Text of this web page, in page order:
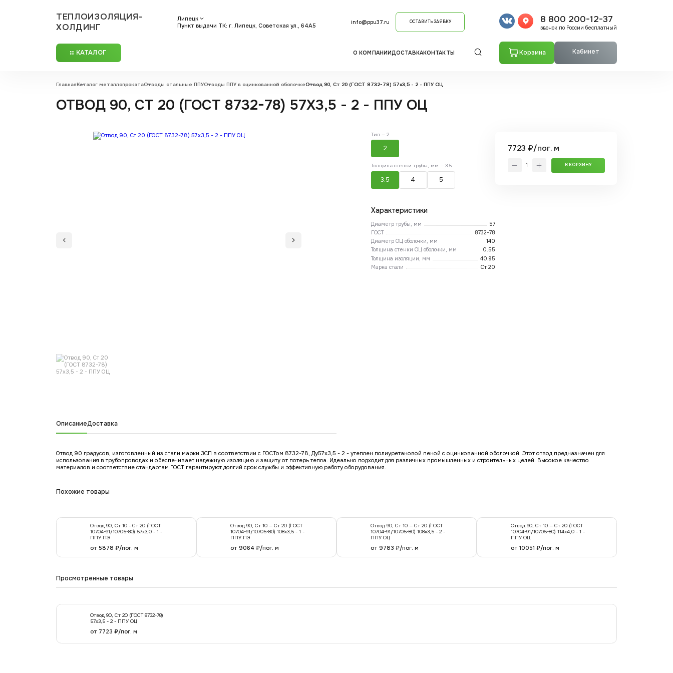
ТЕПЛОИЗОЛЯЦИЯ-
ХОЛДИНГ
Липецк
Пункт выдачи ТК: г. Липецк, Советская ул., 64А5
info@ppu37.ru ОСТАВИТЬ ЗАЯВКУ 8 800 200-12-37
звонок по России бесплатный
КАТАЛОГ О КОМПАНИИДОСТАВКАКОНТАКТЫ Корзина Кабинет
ГлавнаяКаталог металлопрокатаОтводы стальные ППУОтводы ППУ в оцинкованной оболочкеОтвод 90, Ст 20 (ГОСТ 8732-78) 57x3,5 - 2 - ППУ ОЦ
ОТВОД 90, СТ 20 (ГОСТ 8732-78) 57X3,5 - 2 - ППУ ОЦ
Тип — 2
2
Толщина стенки трубы, мм — 3.5
3.5 4 5
Характеристики
Диаметр трубы, мм
57
ГОСТ
8732-78
Диаметр ОЦ оболочки, мм
140
Толщина стенки ОЦ оболочки, мм
0.55
Толщина изоляции, мм
40.95
Марка стали
Ст 20
7723 ₽/пог. м
В КОРЗИНУ
ОписаниеДоставка
Отвод 90 градусов, изготовленный из стали марки 3СП в соответствии с ГОСТом 8732-78, Ду57x3,5 - 2 - утеплен полиуретановой пеной с оцинкованной оболочкой. Этот отвод предназначен для
использования в трубопроводах и обеспечивает надежную изоляцию и защиту от потерь тепла. Идеально подходит для различных промышленных и строительных целей. Высокое качество
материалов и соответствие стандартам ГОСТ гарантируют долгий срок службы и эффективную работу оборудования.
Похожие товары
Отвод 90, Ст 10 - Ст 20 (ГОСТ
10704-91/10705-80) 57х3,0 - 1 -
ППУ ПЭ
от 5878 ₽/пог. м
Отвод 90, Ст 10 — Ст 20 (ГОСТ
10704-91/10705-80) 108x3,5 - 1 -
ППУ ПЭ
от 9064 ₽/пог. м
Отвод 90, Ст 10 — Ст 20 (ГОСТ
10704-91/10705-80) 108x3,5 - 2 -
ППУ ОЦ
от 9783 ₽/пог. м
Отвод 90, Ст 10 — Ст 20 (ГОСТ
10704-91/10705-80) 114x4,0 - 1 -
ППУ ОЦ
от 10051 ₽/пог. м
Просмотренные товары
Отвод 90, Ст 20 (ГОСТ 8732-78)
57x3,5 - 2 - ППУ ОЦ
от 7723 ₽/пог. м